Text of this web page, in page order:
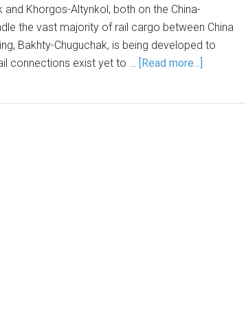
and Khorgos-Altynkol, both on the China-
the vast majority of rail cargo between China
Bakhty-Chuguchak, is being developed to
connections exist yet to … [Read more...]